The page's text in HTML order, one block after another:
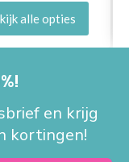
alle opties
en krijg
kortingen!